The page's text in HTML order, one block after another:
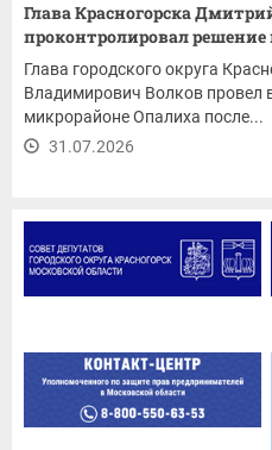
Глава Красногорска
проконтролировал
ремонт...
Глава городского округа
Владимирович Волков провел
микрорайоне Опалиха после...
31.07.2026